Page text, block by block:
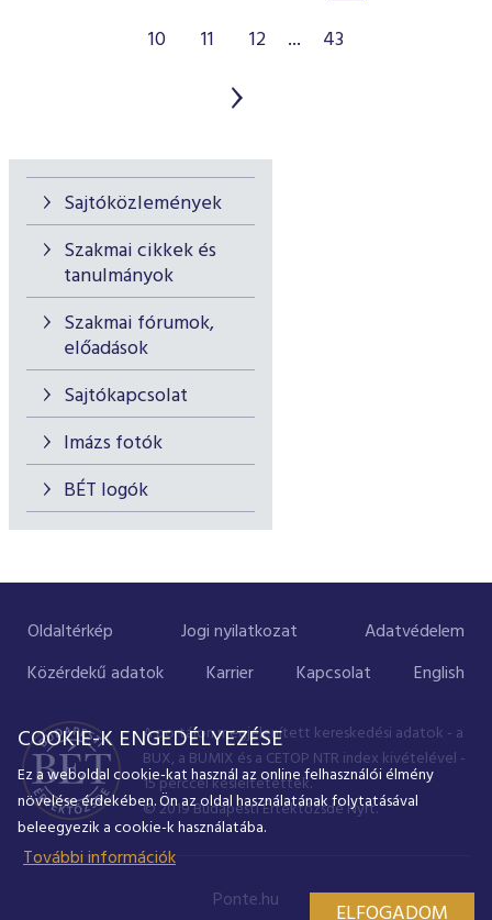
Sajtóközlemények
Szakmai cikkek és
tanulmányok
Szakmai fórumok,
előadások
Sajtókapcsolat
Imázs fotók
BÉT logók
10
11 12 ... 43
Oldaltérkép Jogi nyilatkozat
Adatvédelem
Közérdekű adatok
Karrier Kapcsolat English
A portálon megjelenített kereskedési adatok - a
BUX, a BUMIX és a CETOP NTR index kivételével -
15 perccel késleltetettek.
© 2019 Budapesti Értéktőzsde Nyrt.
Ponte.hu
COOKIE-K ENGEDÉLYEZÉSE
Ez a weboldal cookie-kat használ az online felhasználói élmény
növelése érdekében. Ön az oldal használatának folytatásával
beleegyezik a cookie-k használatába.
További információk
ELFOGADOM